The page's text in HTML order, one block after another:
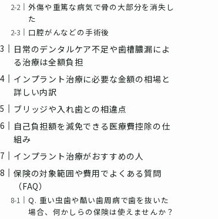
外傷や重篤な病気で骨の大部分を消失し
た
口腔がんなどの手術後
日常のデンタルケア不足や歯槽膿漏によ
る治療は全額負担
インプラント治療に必要な金額の相場と
詳しい内訳
ブリッジや入れ歯との相違点
自己負担額を減免できる医療費控除の仕
組み
インプラント治療がおすすめの人
保険の対象範囲や費用でよくある質問
（FAQ）
Q. 重い虫歯や酷い歯周病で歯を抜いた
場合、何かしらの保険は使えませんか？